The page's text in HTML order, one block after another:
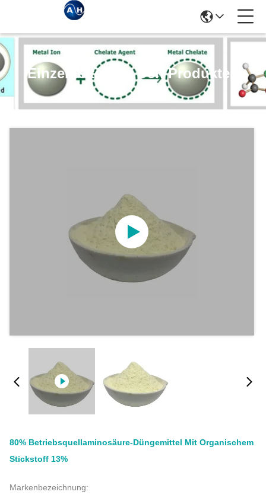
Einzelheiten Zu Den Produkten
80% Betriebsquellaminosäure-Düngemittel Mit Organischem
Stickstoff 13%
Markenbezeichnung: